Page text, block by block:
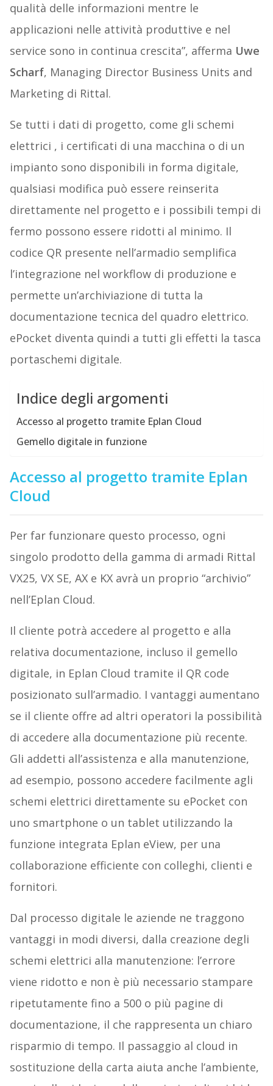
qualità delle informazioni mentre le
applicazioni nelle attività produttive e nel
service sono in continua crescita”, afferma Uwe
Scharf, Managing Director Business Units and
Marketing di Rittal.
Se tutti i dati di progetto, come gli schemi
elettrici , i certificati di una macchina o di un
impianto sono disponibili in forma digitale,
qualsiasi modifica può essere reinserita
direttamente nel progetto e i possibili tempi di
fermo possono essere ridotti al minimo. Il
codice QR presente nell’armadio semplifica
l’integrazione nel workflow di produzione e
permette un’archiviazione di tutta la
documentazione tecnica del quadro elettrico.
ePocket diventa quindi a tutti gli effetti la tasca
portaschemi digitale.
Indice degli argomenti
Accesso al progetto tramite Eplan Cloud
Gemello digitale in funzione
Accesso al progetto tramite Eplan
Cloud
Per far funzionare questo processo, ogni
singolo prodotto della gamma di armadi Rittal
VX25, VX SE, AX e KX avrà un proprio “archivio”
nell’Eplan Cloud.
Il cliente potrà accedere al progetto e alla
relativa documentazione, incluso il gemello
digitale, in Eplan Cloud tramite il QR code
posizionato sull’armadio. I vantaggi aumentano
se il cliente offre ad altri operatori la possibilità
di accedere alla documentazione più recente.
Gli addetti all’assistenza e alla manutenzione,
ad esempio, possono accedere facilmente agli
schemi elettrici direttamente su ePocket con
uno smartphone o un tablet utilizzando la
funzione integrata Eplan eView, per una
collaborazione efficiente con colleghi, clienti e
fornitori.
Dal processo digitale le aziende ne traggono
vantaggi in modi diversi, dalla creazione degli
schemi elettrici alla manutenzione: l’errore
viene ridotto e non è più necessario stampare
ripetutamente fino a 500 o più pagine di
documentazione, il che rappresenta un chiaro
risparmio di tempo. Il passaggio al cloud in
sostituzione della carta aiuta anche l’ambiente,